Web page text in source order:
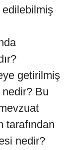
getirilmiş
Bu
tarafından
nedir?